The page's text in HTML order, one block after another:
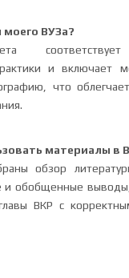
ВУЗа?
и включает
что
материалы в
обзор
и обобщенные
ВКР с